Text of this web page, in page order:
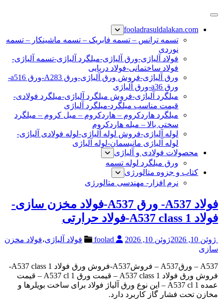
پرش
محتوا
نبشی فولادی-ناودانی فولادی-قیمت ورق-قیمت فولاد
fooladrasuldalakan.com
تسمه ترانس – تسمه فابریک – تسمه ماشینکار – تسمه
نوردی
فولاد آلیاژی-ورق آلیاژی-میلگرد آلیاژی-تسمه آلیاژی-
فولاد ساختمانی-فولاد دریایی
ورق آلیاژی-فروش ورق آلیاژی-ورق A283-ورق a516-
ورق a36-ورق آلیاژی
میلگرد آلیاژی-فروش میلگرد آلیاژی-میلگرد فولادی-
قیمت مناسب میلگرد-میلگرد آلیاژی
میلگرد هاردکروم – هاردکروم – میل کروم – میلگرد
سختی بالا – میله هاردکروم
لوله آلیاژی-فروش لوله آلیاژی-لوله فولادی آلیاژی-
لوله آلیاژی مانیسمان-لوله آلیاژی
محصولات فولادی و آلیاژی
ورق میلگرد لوله تسمه
کتاب و جزوه متالورژی
نرم افزار- مهندسی متالورژی
فولاد A537- ورق A537-فولاد مخزن سازی-
فولاد A537 class 1-فولاد حرارتی
ژوئن 10, 2026 ژوئن 10, 2026 فولاد آلیاژی،فولاد مخزن
سازی
A537 – ورقA537 – فروشA537-فروش ورق فولاد A537 class 1-
فروش ورق فولاد A537 class 1 – قیمت ورق A537 cl 1 – قیمت
عمده A537 cl 1 – این نوع ورق آلیاژ فولاد برای ساخت بویلرها و
مخازن تحت فشار گاز کاربرد دارد.